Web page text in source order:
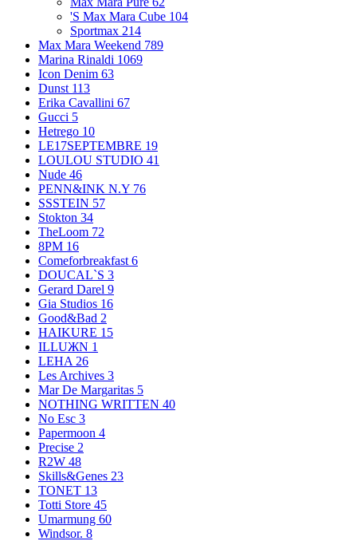
'S Max Mara Cube 104
Sportmax 214
Max Mara Weekend 789
Marina Rinaldi 1069
Icon Denim 63
Dunst 113
Erika Cavallini 67
Gucci 5
Hetrego 10
LE17SEPTEMBRE 19
LOULOU STUDIO 41
Nude 46
PENN&INK N.Y 76
SSSTEIN 57
Stokton 34
TheLoom 72
8PM 16
Comeforbreakfast 6
DOUCAL`S 3
Gerard Darel 9
Gia Studios 16
Good&Bad 2
HAIKURE 15
ILLUЖN 1
LEHA 26
Les Archives 3
Mar De Margaritas 5
NOTHING WRITTEN 40
No Esc 3
Papermoon 4
Precise 2
R2W 48
Skills&Genes 23
TONET 13
Totti Store 45
Umarmung 60
Windsor. 8